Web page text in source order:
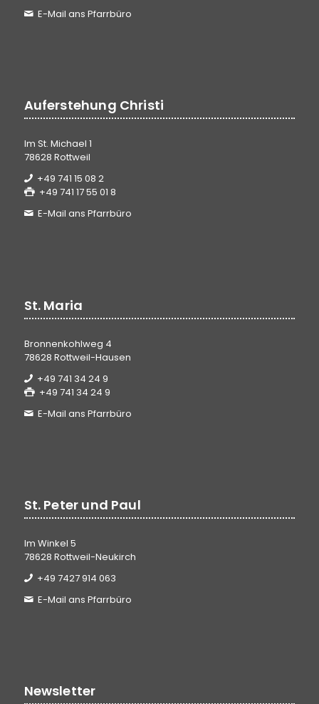
E-Mail ans Pfarrbüro
Auferstehung Christi
Im St. Michael 1
78628 Rottweil
+49 741 15 08 2
+49 741 17 55 01 8
E-Mail ans Pfarrbüro
St. Maria
Bronnenkohlweg 4
78628 Rottweil-Hausen
+49 741 34 24 9
+49 741 34 24 9
E-Mail ans Pfarrbüro
St. Peter und Paul
Im Winkel 5
78628 Rottweil-Neukirch
+49 7427 914 063
E-Mail ans Pfarrbüro
Newsletter